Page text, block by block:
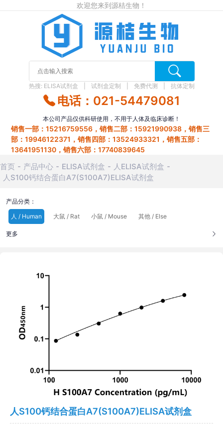
欢迎您来到源桔生物！
热搜: ELISA试剂盒 试剂盒定制 免费代测 抗体定制
电话：021-54479081
本公司产品仅供科研使用，不用于人体及临床诊断！
销售一部：15216759556，销售二部：15921990938，销售三
部：19946122371，销售四部：13524933321，销售五部：
13641951130，销售六部：17740839645
首页 产品中心 ELISA试剂盒
人ELISA试剂盒
人S100钙结合蛋白A7(S100A7)ELISA试剂盒
产品分类：
人 / Human
大鼠 / Rat 小鼠 / Mouse 其他 / Else
更多
人S100钙结合蛋白A7(S100A7)ELISA试剂盒